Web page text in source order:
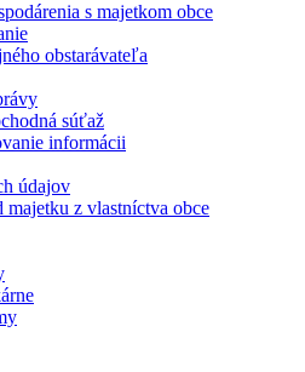
s majetkom obce
obstarávateľa
súťaž
informácii
údajov
majetku z vlastníctva obce